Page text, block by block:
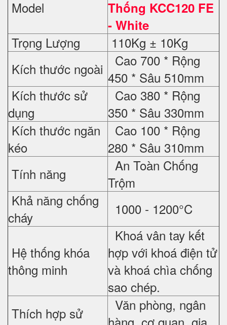
Model
Thống KCC120 FE
- White
Trọng Lượng
110Kg ± 10Kg
Kích thước ngoài
Cao 700 * Rộng
450 * Sâu 510mm
Kích thước sử
dụng
Cao 380 * Rộng
350 * Sâu 330mm
Kích thước ngăn
kéo
Cao 100 * Rộng
280 * Sâu 310mm
Tính năng
An Toàn Chống
Trộm
Khả năng chống
cháy
1000 - 1200°C
Hệ thống khóa
thông minh
Khoá vân tay kết
hợp với khoá điện tử
và khoá chìa chống
sao chép.
Thích hợp sử
Văn phòng, ngân
hàng, cơ quan, gia